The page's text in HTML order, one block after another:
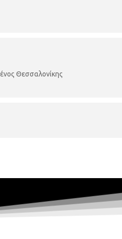
κάποια εξαιρετικά δείγματα
Θεσσαλονίκης